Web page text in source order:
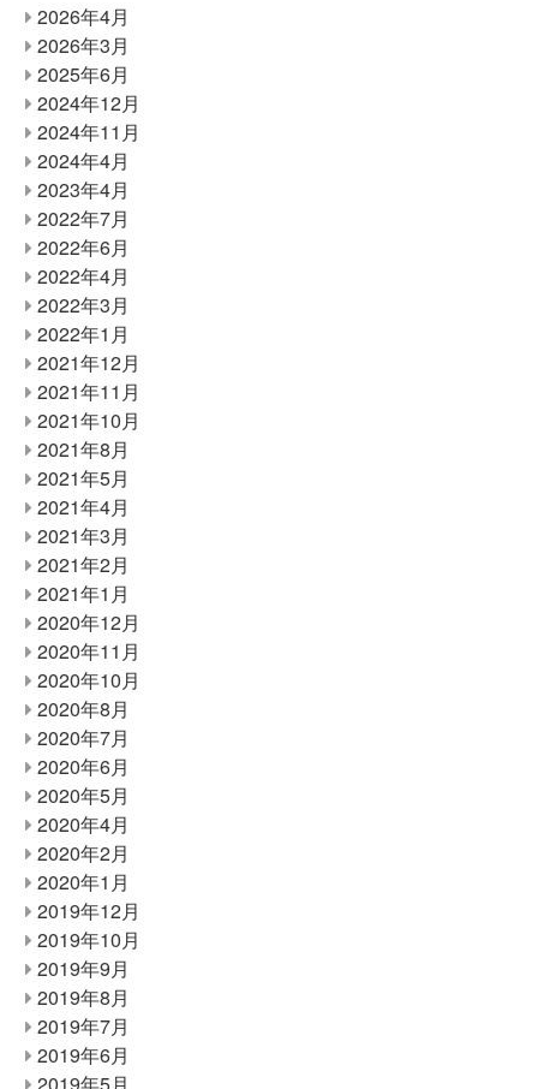
2026年4月
2026年3月
2025年6月
2024年12月
2024年11月
2024年4月
2023年4月
2022年7月
2022年6月
2022年4月
2022年3月
2022年1月
2021年12月
2021年11月
2021年10月
2021年8月
2021年5月
2021年4月
2021年3月
2021年2月
2021年1月
2020年12月
2020年11月
2020年10月
2020年8月
2020年7月
2020年6月
2020年5月
2020年4月
2020年2月
2020年1月
2019年12月
2019年10月
2019年9月
2019年8月
2019年7月
2019年6月
2019年5月